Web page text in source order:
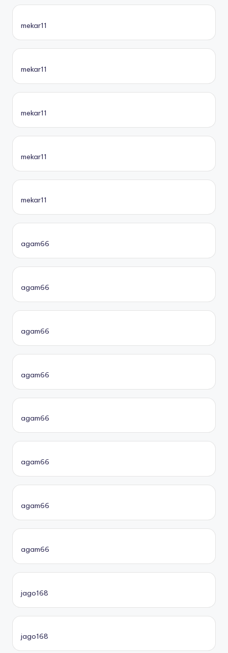
mekar11
mekar11
mekar11
mekar11
mekar11
agam66
agam66
agam66
agam66
agam66
agam66
agam66
agam66
jago168
jago168